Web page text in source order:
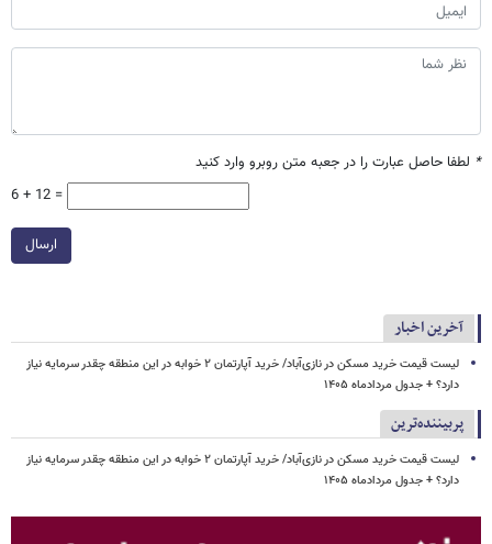
* لطفا حاصل عبارت را در جعبه متن روبرو وارد کنید
6 + 12 =
ارسال
آخرین اخبار
لیست قیمت خرید مسکن در نازی‌آباد/ خرید آپارتمان ۲ خوابه در این منطقه چقدر سرمایه نیاز
دارد؟ + جدول مردادماه ۱۴۰۵
پربیننده‌ترین
لیست قیمت خرید مسکن در نازی‌آباد/ خرید آپارتمان ۲ خوابه در این منطقه چقدر سرمایه نیاز
دارد؟ + جدول مردادماه ۱۴۰۵